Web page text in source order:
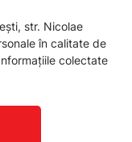
str. Nicolae
în calitate de
colectate